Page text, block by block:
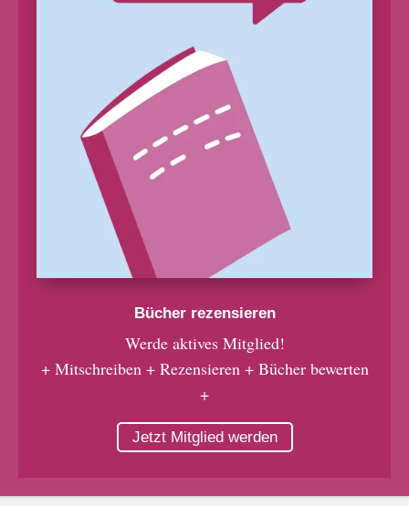
Bücher rezensieren
Werde aktives Mitglied!
+ Mitschreiben + Rezensieren + Bücher bewerten
+
Jetzt Mitglied werden